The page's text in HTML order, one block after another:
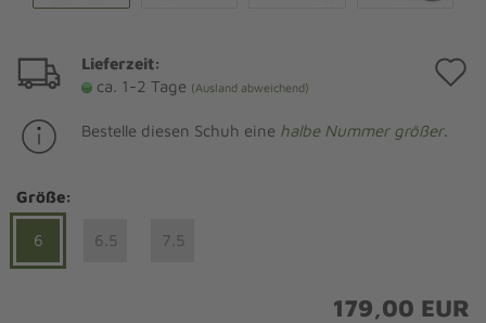
Lieferzeit:
ca. 1-2 Tage (Ausland abweichend)
Bestelle diesen Schuh eine halbe Nummer größer.
Größe:
6 6.5 7.5
179,00 EUR